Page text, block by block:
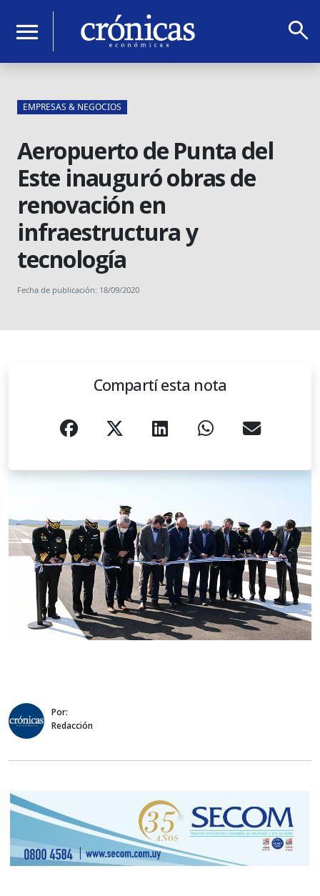
menu search
EMPRESAS & NEGOCIOS
Aeropuerto de Punta del
Este inauguró obras de
renovación en
infraestructura y
tecnología
Fecha de publicación: 18/09/2020
Compartí esta nota
Por:
Redacción